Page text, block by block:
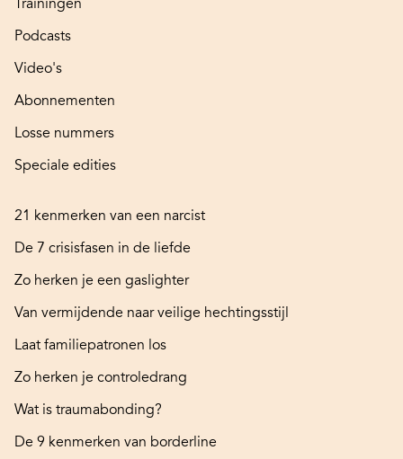
Trainingen
Podcasts
Video's
Abonnementen
Losse nummers
Speciale edities
21 kenmerken van een narcist
De 7 crisisfasen in de liefde
Zo herken je een gaslighter
Van vermijdende naar veilige hechtingsstijl
Laat familiepatronen los
Zo herken je controledrang
Wat is traumabonding?
De 9 kenmerken van borderline